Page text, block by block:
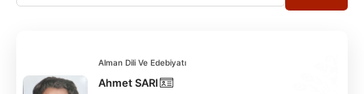
TOPLUMA KATKI
Alman Dili Ve Edebiyatı
Ahmet SARI